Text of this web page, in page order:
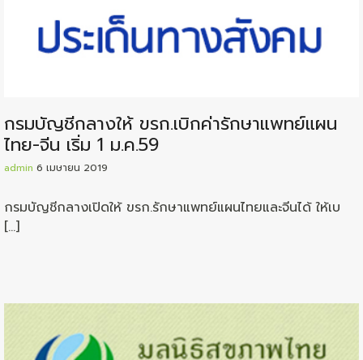
กรมบัญชีกลางให้ ขรก.เบิกค่ารักษาแพทย์แผน
ไทย-จีน เริ่ม 1 ม.ค.59
admin 6 เมษายน 2019
กรมบัญชีกลางเปิดให้ ขรก.รักษาแพทย์แผนไทยและจีนได้ ให้เบ
[…]